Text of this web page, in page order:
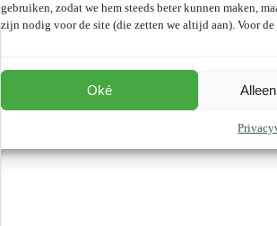
gebruiken, zodat we hem steeds beter kunnen maken,
zijn nodig voor de site (die zetten we altijd aan). Voor
Oké